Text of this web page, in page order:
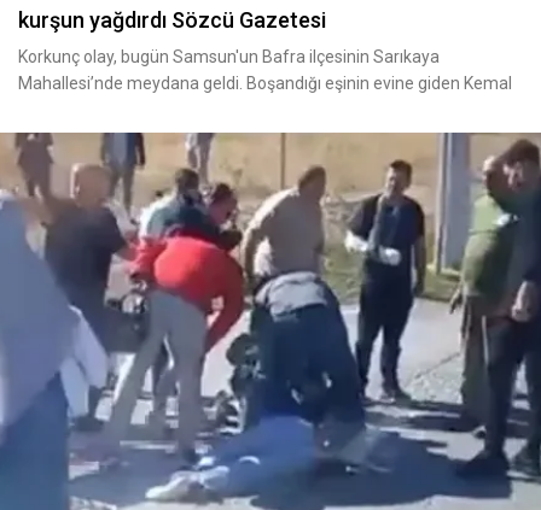
kurşun yağdırdı Sözcü Gazetesi
Korkunç olay, bugün Samsun'un Bafra ilçesinin Sarıkaya
Mahallesi’nde meydana geldi. Boşandığı eşinin evine giden Kemal